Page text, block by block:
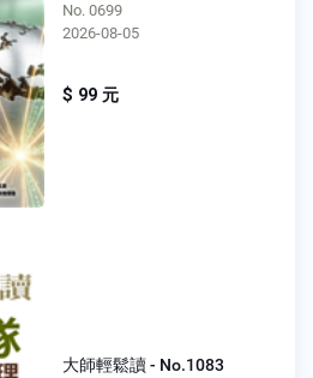
No. 0699
2026-08-05
$ 99 元
大師輕鬆讀 - No.1083